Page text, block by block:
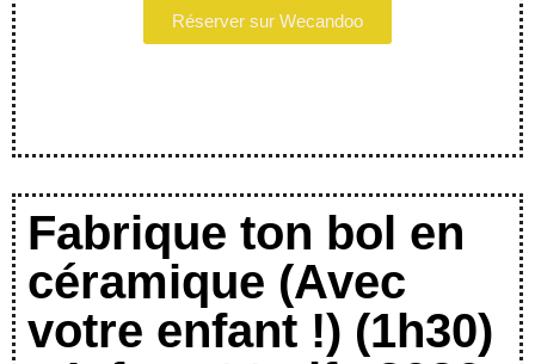
Réserver sur Wecandoo
Fabrique ton bol en
céramique (Avec
votre enfant !) (1h30)